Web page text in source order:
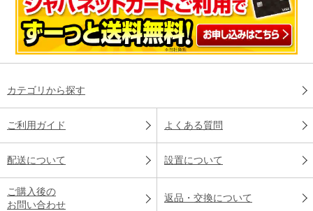
カテゴリから探す
ご利用ガイド よくある質問
配送について 設置について
ご購入後の
お問い合わせ
返品・交換について